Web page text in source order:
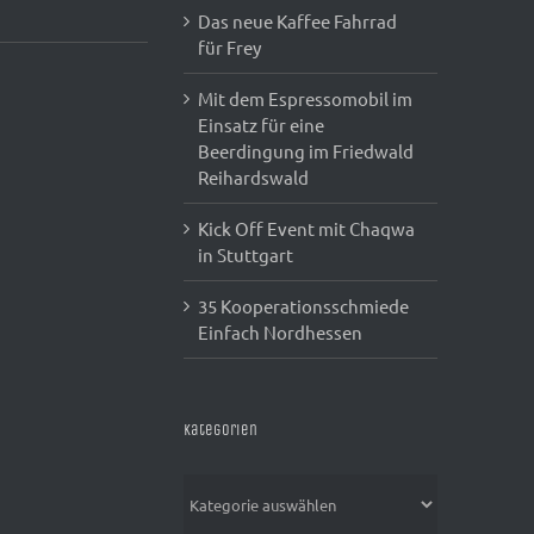
Das neue Kaffee Fahrrad
für Frey
Mit dem Espressomobil im
Einsatz für eine
Beerdingung im Friedwald
Reihardswald
Kick Off Event mit Chaqwa
in Stuttgart
35 Kooperationsschmiede
Einfach Nordhessen
Kategorien